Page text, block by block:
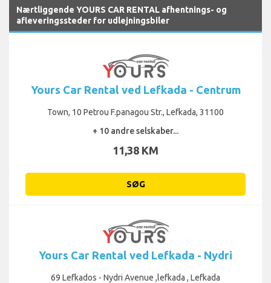
Nærtliggende YOURS CAR RENTAL afhentnings- og
afleveringssteder for udlejningsbiler
Yours Car Rental ved Lefkada - Centrum
Town, 10 Petrou F.panagou Str., Lefkada, 31100
+ 10 andre selskaber...
11,38 KM
SØG
Yours Car Rental ved Lefkada - Nydri
69 Lefkados - Nydri Avenue ,lefkada , Lefkada